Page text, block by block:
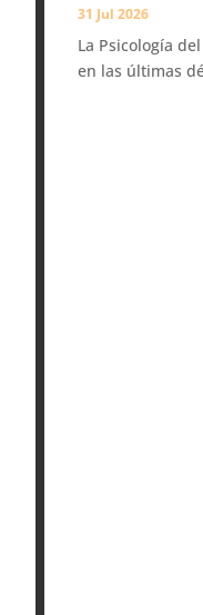
31 Jul 2026
La Psicología
en las últimas